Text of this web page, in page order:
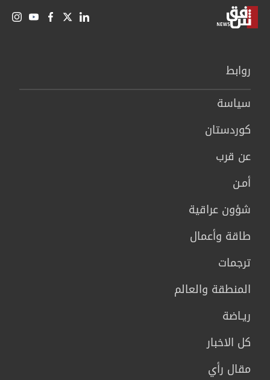
روابط
سیاسة
كوردستان
عن قرب
أمـن
شؤون عراقية
طاقة وأعمال
ترجمات
المنطقة والعالم
ريـاضة
كل الاخبار
مقال رأي